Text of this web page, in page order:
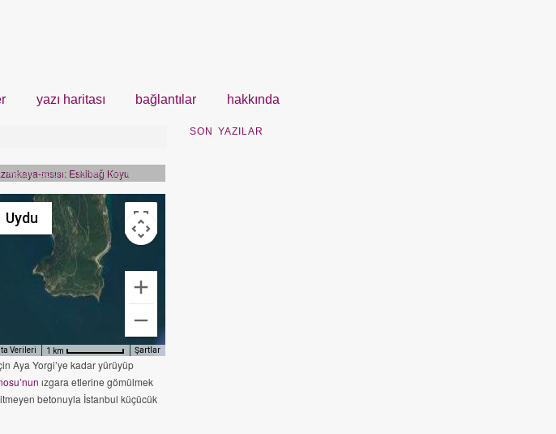
yazı haritası bağlantılar hakkında
Mekan,Buluntu,Yeme-İçme,İstanbul
Uydu
Verileri 1 km Şartlar
Aya Yorgi’ye kadar yürüyüp
ızgara etlerine gömülmek
betonuyla İstanbul küçücük
SON YAZILAR